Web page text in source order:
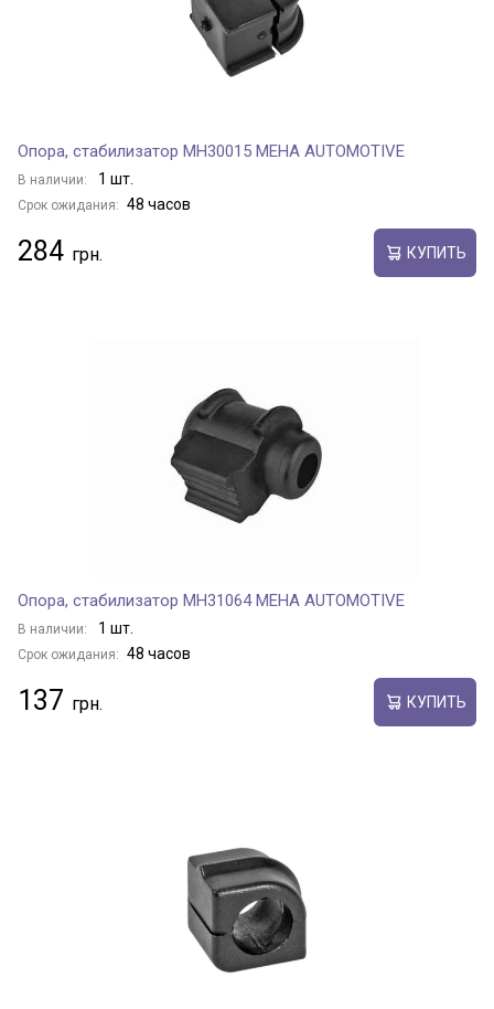
Опора, стабилизатор MH30015 MEHA AUTOMOTIVE
В наличии: 1 шт.
Срок ожидания: 48 часов
284 КУПИТЬ
Опора, стабилизатор MH31064 MEHA AUTOMOTIVE
В наличии: 1 шт.
Срок ожидания: 48 часов
137 КУПИТЬ